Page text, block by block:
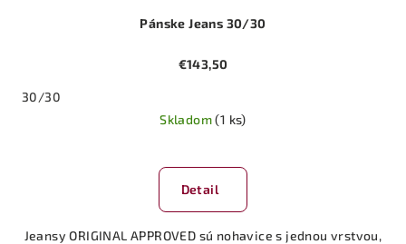
Pánske Jeans 30/30
€143,50
30/30
Skladom(1 ks)
Detail
Jeansy ORIGINAL APPROVED sú nohavice s jednou vrstvou,